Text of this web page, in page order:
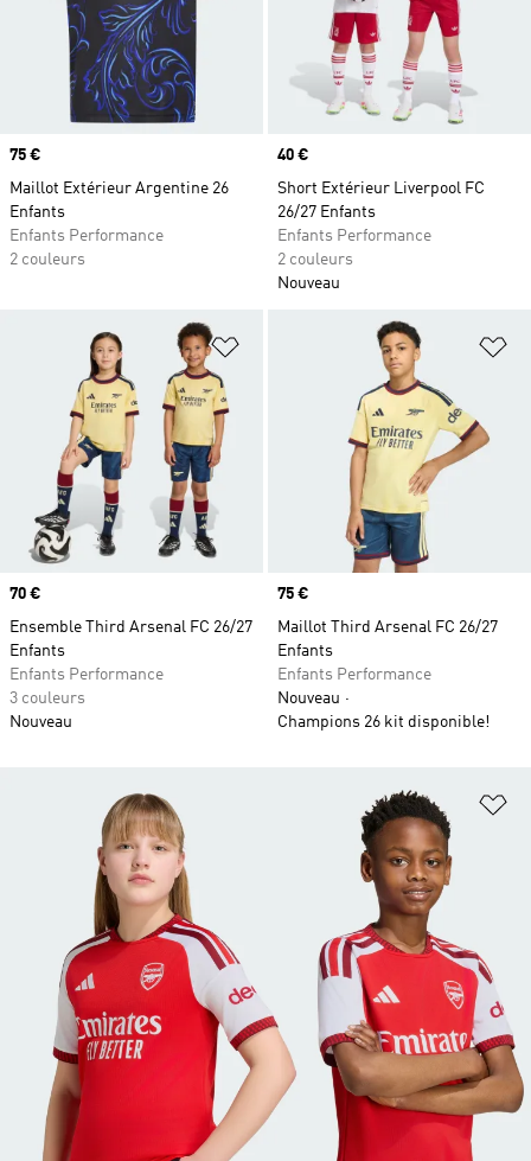
Prix
75 €
Maillot Extérieur Argentine 26
Enfants
Enfants Performance
2 couleurs
Prix
40 €
Short Extérieur Liverpool FC
26/27 Enfants
Enfants Performance
2 couleurs
Nouveau
Ajouter à la Liste de produits
Prix
70 €
Ensemble Third Arsenal FC 26/27
Enfants
Enfants Performance
3 couleurs
Nouveau
Prix
75 €
Maillot Third Arsenal FC 26/27
Enfants
Enfants Performance
Nouveau
Champions 26 kit disponible!